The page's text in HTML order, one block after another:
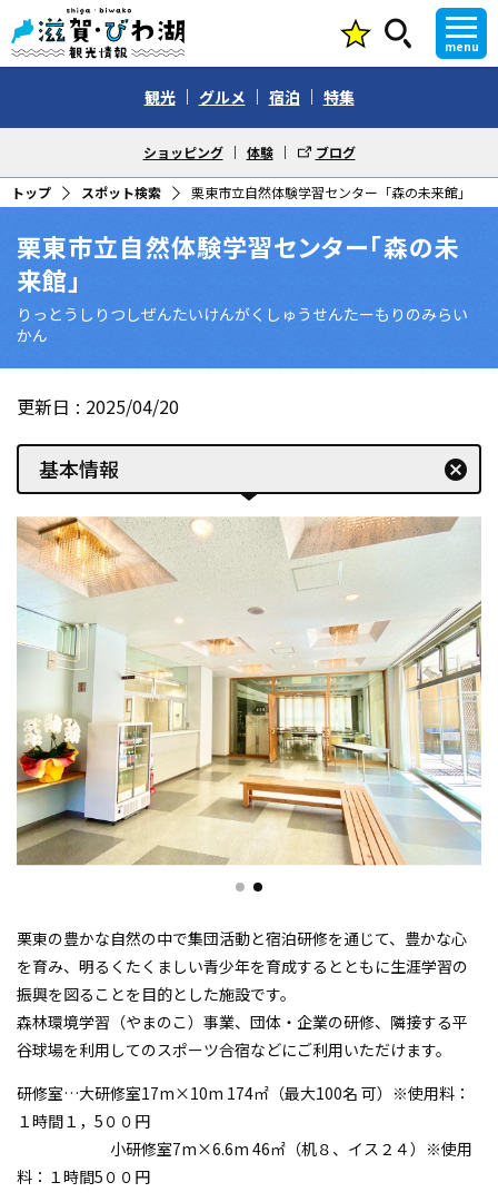
menu
観光 グルメ 宿泊 特集
ショッピング 体験 ブログ
トップ スポット検索 栗東市立自然体験学習センター「森の未来館」
栗東市立自然体験学習センター「森の未
来館」
りっとうしりつしぜんたいけんがくしゅうせんたーもりのみらい
かん
更新日 2025/04/20
基本情報 cancel
栗東の豊かな自然の中で集団活動と宿泊研修を通じて、豊かな心
を育み、明るくたくましい青少年を育成するとともに生涯学習の
振興を図ることを目的とした施設です。
森林環境学習（やまのこ）事業、団体・企業の研修、隣接する平
谷球場を利用してのスポーツ合宿などにご利用いただけます。
研修室…大研修室17m×10m 174㎡（最大100名 可）※使用料：
１時間１，5００円
小研修室7m×6.6m 46㎡（机８、イス２４）※使用
料：１時間5００円